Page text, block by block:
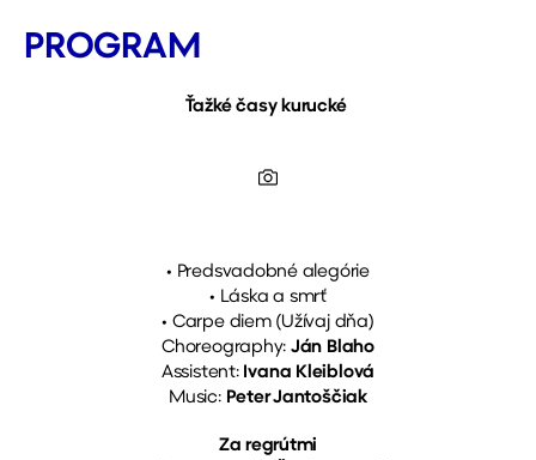
PROGRAM
Ťažké časy kurucké
• Predsvadobné alegórie
• Láska a smrť
• Carpe diem (Užívaj dňa)
Choreography: Ján Blaho
Assistent: Ivana Kleiblová
Music: Peter Jantoščiak
Za regrútmi